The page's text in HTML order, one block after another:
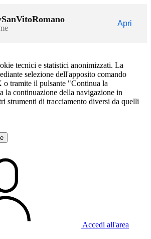
Apri
tecnici e statistici anonimizzati. La
selezione dell'apposito comando
o tramite il pulsante "Continua la
la continuazione della navigazione in
strumenti di tracciamento diversi da quelli
Accedi all'area